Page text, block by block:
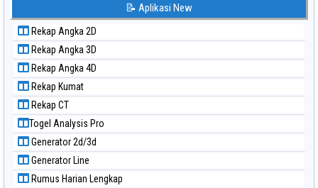
Paito Warna Kuda Lari
Paito Warna Magnum Cambodia
Paito Warna Nagoya
Paito Warna New York Midday
Paito Warna North Carolina Day
Paito Warna Pcso
Paito Warna Pennsylvania Day
Paito Warna Sao Paulo
Paito Warna Singapore
📝 Aplikasi New
Rekap Angka 2D
Rekap Angka 3D
Rekap Angka 4D
Rekap Kumat
Rekap CT
Togel Analysis Pro
Generator 2d/3d
Generator Line
Rumus Harian Lengkap